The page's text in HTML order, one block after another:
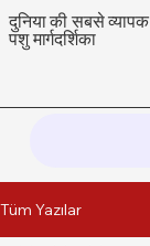
दुनिया की सबसे व्यापक
पशु मार्गदर्शिका
Tüm Yazılar